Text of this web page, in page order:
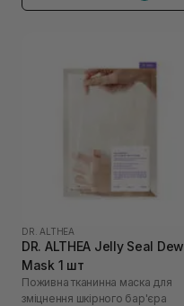
DR. ALTHEA
DR. ALTHEA Jelly Seal
Mask 1 шт
Поживна тканинна маска для
зміцнення шкірного бар'єра